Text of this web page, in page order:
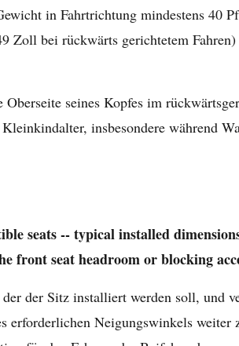
in Fahrtrichtung mindestens 40
Zoll bei rückwärts gerichtetem
seines Kopfes im
insbesondere während
seats -- typical installed
front seat headroom or blocking
der Sitz installiert werden soll, und
erforderlichen Neigungswinkels